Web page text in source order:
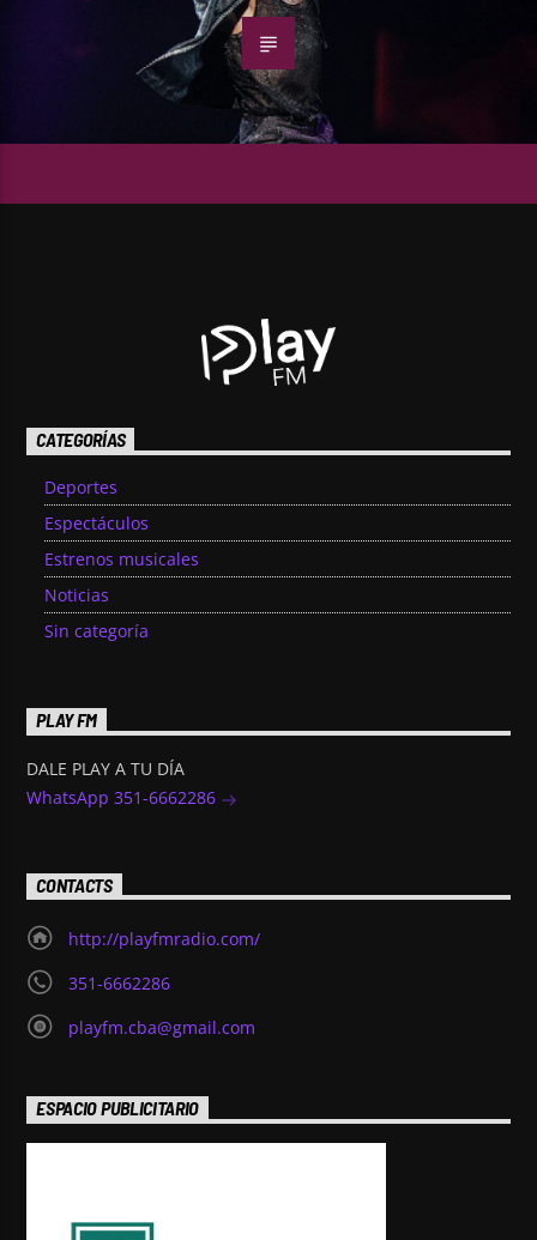
CATEGORÍAS
Deportes
Espectáculos
Estrenos musicales
Noticias
Sin categoría
PLAY FM
DALE PLAY A TU DÍA
WhatsApp 351-6662286
CONTACTS
http://playfmradio.com/
351-6662286
playfm.cba@gmail.com
ESPACIO PUBLICITARIO